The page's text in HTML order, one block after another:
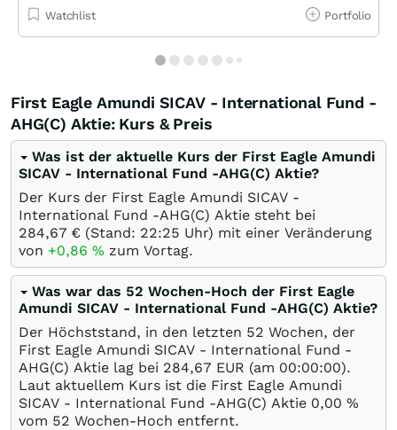
Watchlist Portfolio
First Eagle Amundi SICAV - International Fund -
AHG(C) Aktie: Kurs & Preis
Was ist der aktuelle Kurs der First Eagle Amundi
SICAV - International Fund -AHG(C) Aktie?
Der Kurs der First Eagle Amundi SICAV -
International Fund -AHG(C) Aktie steht bei
284,67 € (Stand: 22:25 Uhr) mit einer Veränderung
von +0,86 % zum Vortag.
Was war das 52 Wochen-Hoch der First Eagle
Amundi SICAV - International Fund -AHG(C) Aktie?
Der Höchststand, in den letzten 52 Wochen, der
First Eagle Amundi SICAV - International Fund -
AHG(C) Aktie lag bei 284,67 EUR (am 00:00:00).
Laut aktuellem Kurs ist die First Eagle Amundi
SICAV - International Fund -AHG(C) Aktie 0,00 %
vom 52 Wochen-Hoch entfernt.